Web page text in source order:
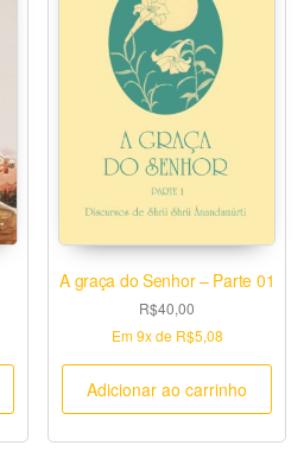
A graça do Senhor – Parte 01
R$40,00
Em9xde R$5,08
Adicionar ao carrinho